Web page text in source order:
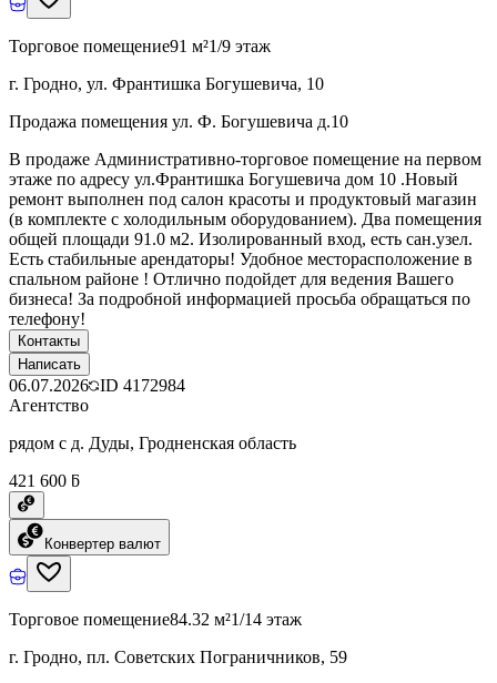
Торговое помещение91 м²1/9 этаж
г. Гродно, ул. Франтишка Богушевича, 10
Продажа помещения ул. Ф. Богушевича д.10
В продаже Административно-торговое помещение на первом
этаже по адресу ул.Франтишка Богушевича дом 10 .Новый
ремонт выполнен под салон красоты и продуктовый магазин
(в комплекте с холодильным оборудованием). Два помещения
общей площади 91.0 м2. Изолированный вход, есть сан.узел.
Есть стабильные арендаторы! Удобное месторасположение в
спальном районе ! Отлично подойдет для ведения Вашего
бизнеса! За подробной информацией просьба обращаться по
телефону!
Контакты
Написать
06.07.2026 ID 4172984
Агентство
рядом с д. Дуды, Гродненская область
421 600 ƃ
Конвертер валют
Торговое помещение84.32 м²1/14 этаж
г. Гродно, пл. Советских Пограничников, 59